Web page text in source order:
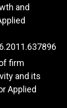
and
firm
and its
Applied